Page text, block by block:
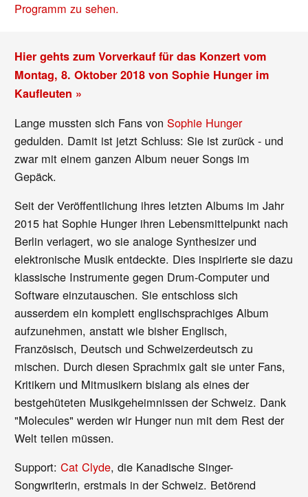
Programm zu sehen.
Hier gehts zum Vorverkauf für das Konzert vom
Montag, 8. Oktober 2018 von Sophie Hunger im
Kaufleuten »
Lange mussten sich Fans vonSophie Hunger
gedulden. Damit ist jetzt Schluss: Sie ist zurück - und
zwar mit einem ganzen Album neuer Songs im
Gepäck.
Seit der Veröffentlichung ihres letzten Albums im Jahr
2015 hat Sophie Hunger ihren Lebensmittelpunkt nach
Berlin verlagert, wo sie analoge Synthesizer und
elektronische Musik entdeckte. Dies inspirierte sie dazu
klassische Instrumente gegen Drum-Computer und
Software einzutauschen. Sie entschloss sich
ausserdem ein komplett englischsprachiges Album
aufzunehmen, anstatt wie bisher Englisch,
Französisch, Deutsch und Schweizerdeutsch zu
mischen. Durch diesen Sprachmix galt sie unter Fans,
Kritikern und Mitmusikern bislang als eines der
bestgehüteten Musikgeheimnissen der Schweiz. Dank
"Molecules" werden wir Hunger nun mit dem Rest der
Welt teilen müssen.
Support:Cat Clyde, die Kanadische Singer-
Songwriterin, erstmals in der Schweiz. Betörend